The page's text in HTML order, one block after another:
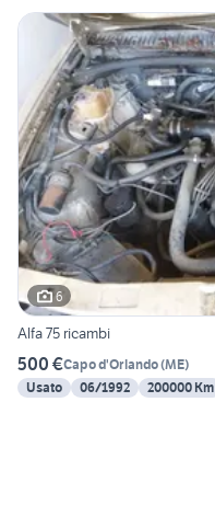
6
Alfa 75 ricambi
500 €Capo d'Orlando(ME)
Usato
06/1992 200000 Km